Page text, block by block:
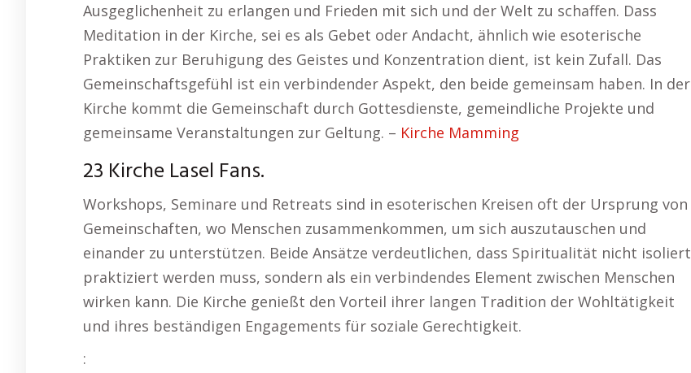
Ausgeglichenheit zu erlangen und Frieden mit sich und der Welt zu schaffen. Dass
Meditation in der Kirche, sei es als Gebet oder Andacht, ähnlich wie esoterische
Praktiken zur Beruhigung des Geistes und Konzentration dient, ist kein Zufall. Das
Gemeinschaftsgefühl ist ein verbindender Aspekt, den beide gemeinsam haben. In der
Kirche kommt die Gemeinschaft durch Gottesdienste, gemeindliche Projekte und
gemeinsame Veranstaltungen zur Geltung. – Kirche Mamming
23 Kirche Lasel Fans.
Workshops, Seminare und Retreats sind in esoterischen Kreisen oft der Ursprung von
Gemeinschaften, wo Menschen zusammenkommen, um sich auszutauschen und
einander zu unterstützen. Beide Ansätze verdeutlichen, dass Spiritualität nicht isoliert
praktiziert werden muss, sondern als ein verbindendes Element zwischen Menschen
wirken kann. Die Kirche genießt den Vorteil ihrer langen Tradition der Wohltätigkeit
und ihres beständigen Engagements für soziale Gerechtigkeit.
: